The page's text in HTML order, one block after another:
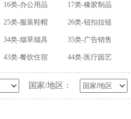
16类-办公用品 17类-橡胶制品
25类-服装鞋帽 26类-钮扣拉链
34类-烟草烟具 35类-广告销售
43类-餐饮住宿 44类-医疗园艺
国家/地区：